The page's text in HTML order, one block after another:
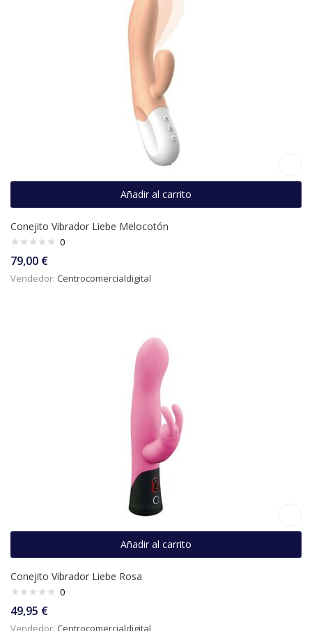
Añadir al carrito
Conejito Vibrador Liebe Melocotón
0
79,00 €
Vendedor: Centrocomercialdigital
Añadir al carrito
Conejito Vibrador Liebe Rosa
0
49,95 €
Vendedor: Centrocomercialdigital